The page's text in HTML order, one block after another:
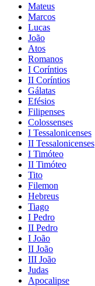
Mateus
Marcos
Lucas
João
Atos
Romanos
I Coríntios
II Coríntios
Gálatas
Efésios
Filipenses
Colossenses
I Tessalonicenses
II Tessalonicenses
I Timóteo
II Timóteo
Tito
Filemon
Hebreus
Tiago
I Pedro
II Pedro
I João
II João
III João
Judas
Apocalipse